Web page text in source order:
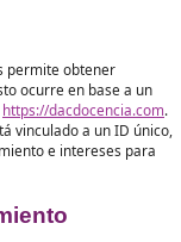
colocar estas
la experiencia de la
obtenemos
para colocar